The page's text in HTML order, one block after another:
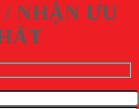
NHẬN ƯU